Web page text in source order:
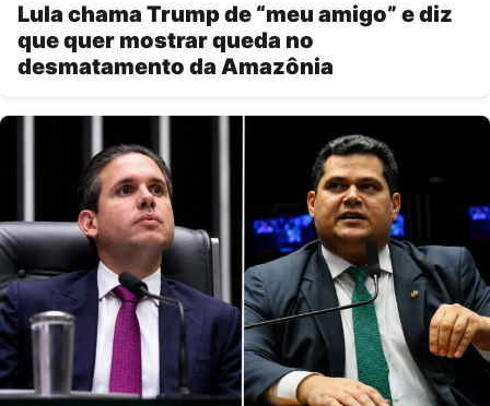
Lula chama Trump de “meu amigo” e diz
que quer mostrar queda no
desmatamento da Amazônia